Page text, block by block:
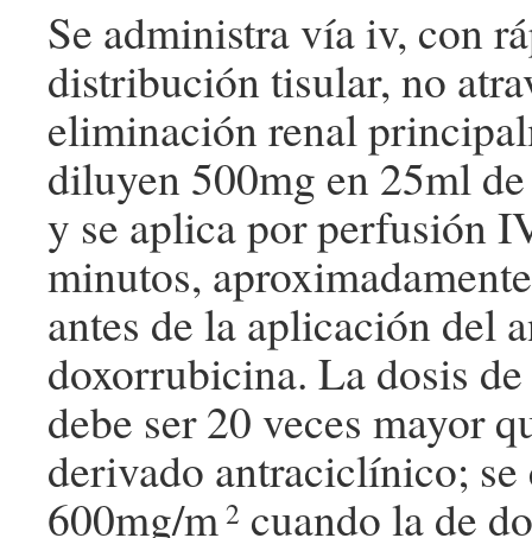
Se administra vía iv, con
distribución tisular, no
eliminación renal
diluyen 500mg en 25ml
y se aplica por perfusión
minutos,
antes de la aplicación del
doxorrubicina. La dosis
debe ser 20 veces mayor
derivado antraciclínico; se
600mg/m2 cuando la de